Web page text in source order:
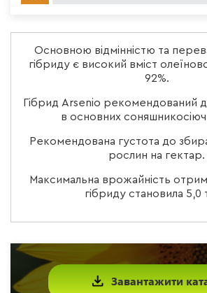
Основною відмінністю та
гібриду є високий вміст
92%.
Гібрид Arsenio рекомендований
в основних
Рекомендована густота до
рослин на гектар.
Максимальна врожайність
гібриду становила 5,0
Завантажити